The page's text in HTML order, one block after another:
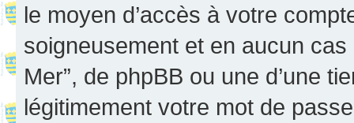
le moyen d’accès à votre
soigneusement et en aucun
Mer”, de phpBB ou une d’une
légitimement votre mot de